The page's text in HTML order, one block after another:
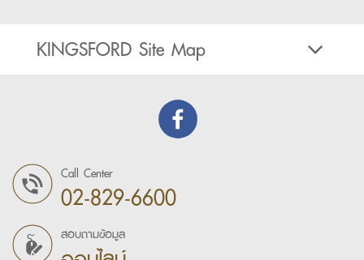
KINGSFORD Site Map
Call Center
02-829-6600
สอบถามข้อมูล